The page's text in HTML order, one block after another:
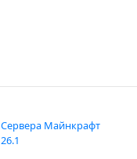
Сервера Майнкрафт
26.1